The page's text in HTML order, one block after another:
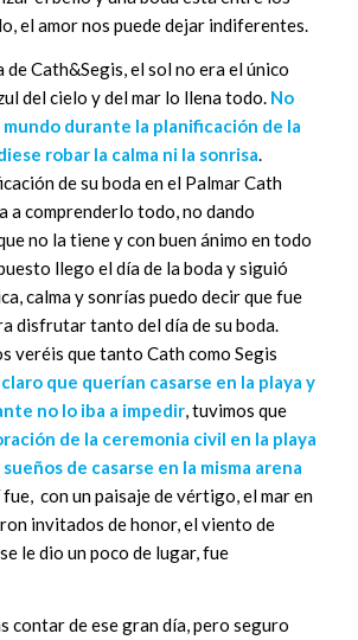
el amor nos puede dejar indiferentes.
de Cath&Segis, el sol no era el único
del cielo y del mar lo llena todo. No
mundo durante la planificación de la
robar la calma ni la sonrisa.
de su boda en el Palmar Cath
a comprenderlo todo, no dando
no la tiene y con buen ánimo en todo
llego el día de la boda y siguió
calma y sonrías puedo decir que fue
disfrutar tanto del día de su boda.
veréis que tanto Cath como Segis
que querían casarse en la playa y
no lo iba a impedir, tuvimos que
de la ceremonia civil en la playa
de casarse en la misma arena
fue, con un paisaje de vértigo, el mar en
invitados de honor, el viento de
le dio un poco de lugar, fue
contar de ese gran día, pero seguro